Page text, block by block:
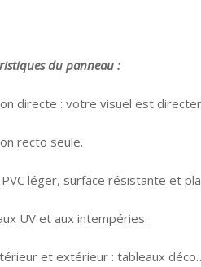
du panneau :
directe : votre visuel est
recto seule.
PVC léger, surface résistante et
UV et aux intempéries.
et extérieur : tableaux